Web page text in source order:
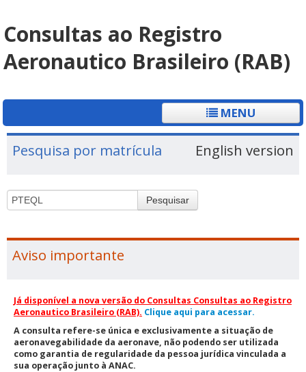
Consultas ao Registro
Aeronautico Brasileiro (RAB)
MENU
Pesquisa por matrícula English version
Pesquisar
Aviso importante
Já disponível a nova versão do Consultas Consultas ao Registro
Aeronautico Brasileiro (RAB). Clique aqui para acessar.
A consulta refere-se única e exclusivamente a situação de
aeronavegabilidade da aeronave, não podendo ser utilizada
como garantia de regularidade da pessoa jurídica vinculada a
sua operação junto à ANAC.